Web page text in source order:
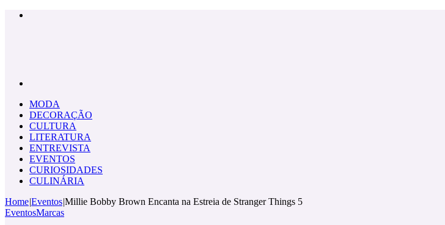
MODA
DECORAÇÃO
CULTURA
LITERATURA
ENTREVISTA
EVENTOS
CURIOSIDADES
CULINÁRIA
Home|Eventos|Millie Bobby Brown Encanta na Estreia de Stranger Things 5
EventosMarcas